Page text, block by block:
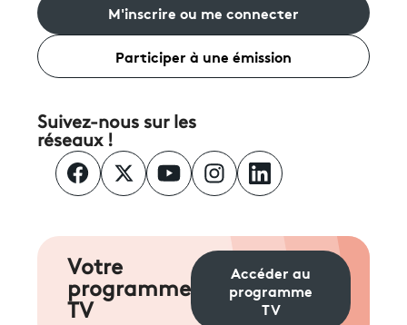
M'inscrire ou me connecter
Participer à une émission
Suivez-nous sur les
réseaux !
Votre
programme
TV
Accéder au
programme
TV